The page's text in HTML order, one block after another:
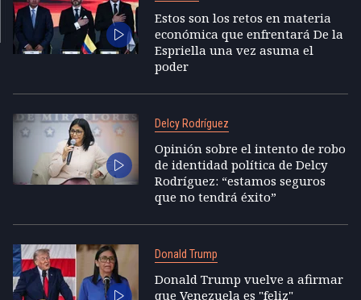
Estos son los retos en materia
económica que enfrentará De la
Espriella una vez asuma el
poder
Delcy Rodríguez
Opinión sobre el intento de robo
de identidad política de Delcy
Rodríguez: “estamos seguros
que no tendrá éxito”
Donald Trump
Donald Trump vuelve a afirmar
que Venezuela es "feliz"